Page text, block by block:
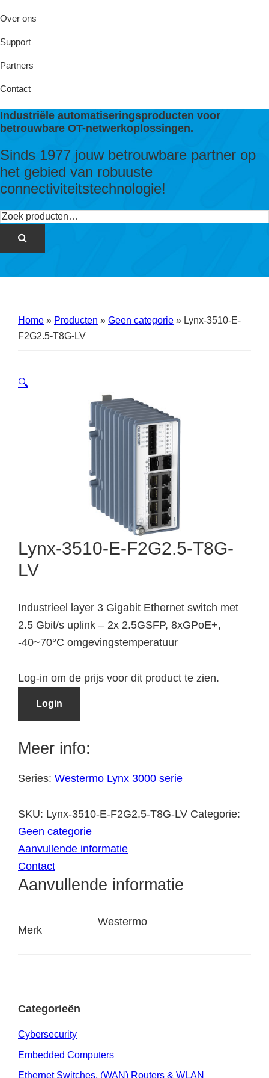
Over ons
Support
Partners
Contact
Industriële automatiseringsproducten voor
betrouwbare OT-netwerkoplossingen.
Sinds 1977 jouw betrouwbare partner op
het gebied van robuuste
connectiviteitstechnologie!
Zoeken
Home » Producten » Geen categorie » Lynx-3510-E-
F2G2.5-T8G-LV
🔍
Lynx-3510-E-F2G2.5-T8G-
LV
Industrieel layer 3 Gigabit Ethernet switch met
2.5 Gbit/s uplink – 2x 2.5GSFP, 8xGPoE+,
-40~70°C omgevingstemperatuur
Log-in om de prijs voor dit product te zien.
Login
Meer info:
Series: Westermo Lynx 3000 serie
SKU: Lynx-3510-E-F2G2.5-T8G-LV Categorie:
Geen categorie
Aanvullende informatie
Contact
Aanvullende informatie
Merk
Westermo
Categorieën
Cybersecurity
Embedded Computers
Ethernet Switches, (WAN) Routers & WLAN